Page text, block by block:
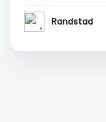
Randstad